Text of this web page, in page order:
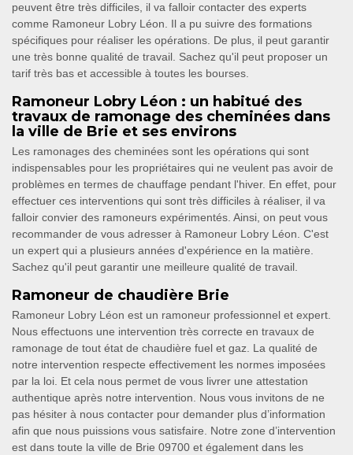
peuvent être très difficiles, il va falloir contacter des experts
comme Ramoneur Lobry Léon. Il a pu suivre des formations
spécifiques pour réaliser les opérations. De plus, il peut garantir
une très bonne qualité de travail. Sachez qu'il peut proposer un
tarif très bas et accessible à toutes les bourses.
Ramoneur Lobry Léon : un habitué des
travaux de ramonage des cheminées dans
la ville de Brie et ses environs
Les ramonages des cheminées sont les opérations qui sont
indispensables pour les propriétaires qui ne veulent pas avoir de
problèmes en termes de chauffage pendant l'hiver. En effet, pour
effectuer ces interventions qui sont très difficiles à réaliser, il va
falloir convier des ramoneurs expérimentés. Ainsi, on peut vous
recommander de vous adresser à Ramoneur Lobry Léon. C'est
un expert qui a plusieurs années d'expérience en la matière.
Sachez qu'il peut garantir une meilleure qualité de travail.
Ramoneur de chaudière Brie
Ramoneur Lobry Léon est un ramoneur professionnel et expert.
Nous effectuons une intervention très correcte en travaux de
ramonage de tout état de chaudière fuel et gaz. La qualité de
notre intervention respecte effectivement les normes imposées
par la loi. Et cela nous permet de vous livrer une attestation
authentique après notre intervention. Nous vous invitons de ne
pas hésiter à nous contacter pour demander plus d’information
afin que nous puissions vous satisfaire. Notre zone d’intervention
est dans toute la ville de Brie 09700 et également dans les